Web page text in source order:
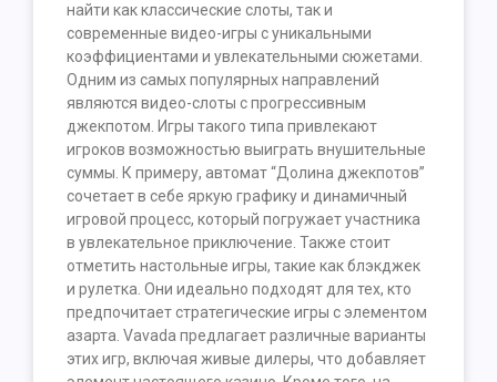
найти как классические слоты, так и
современные видео-игры с уникальными
коэффициентами и увлекательными сюжетами.
Одним из самых популярных направлений
являются видео-слоты с прогрессивным
джекпотом. Игры такого типа привлекают
игроков возможностью выиграть внушительные
суммы. К примеру, автомат “Долина джекпотов”
сочетает в себе яркую графику и динамичный
игровой процесс, который погружает участника
в увлекательное приключение. Также стоит
отметить настольные игры, такие как блэкджек
и рулетка. Они идеально подходят для тех, кто
предпочитает стратегические игры с элементом
азарта. Vavada предлагает различные варианты
этих игр, включая живые дилеры, что добавляет